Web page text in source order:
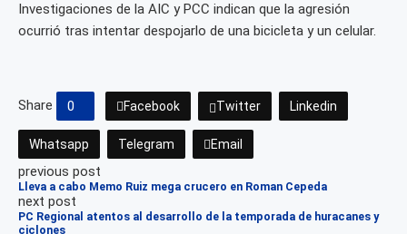
Investigaciones de la AIC y PCC indican que la agresión
ocurrió tras intentar despojarlo de una bicicleta y un celular.
Share 0 Facebook Twitter Linkedin
Whatsapp Telegram Email
previous post
Lleva a cabo Memo Ruiz mega crucero en Roman Cepeda
next post
PC Regional atentos al desarrollo de la temporada de huracanes y
ciclones